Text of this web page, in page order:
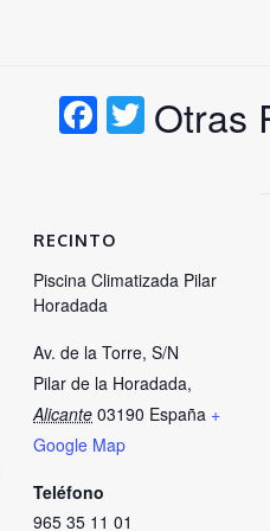
Facebook
Twitter
Otras
RECINTO
Piscina Climatizada Pilar
Horadada
Av. de la Torre, S/N
Pilar de la Horadada,
Alicante 03190 España +
Google Map
Teléfono
965 35 11 01